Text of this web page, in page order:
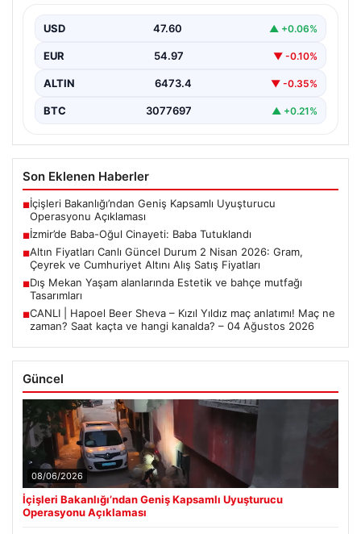
67 yaşındaki Selçuk A., oğluna karşı çıkan…
USD 47.60 ▲ +0.06%
EUR 54.97 ▼ -0.10%
ALTIN 6473.4 ▼ -0.35%
BTC 3077697 ▲ +0.21%
Son Eklenen Haberler
■İçişleri Bakanlığı’ndan Geniş Kapsamlı Uyuşturucu
Operasyonu Açıklaması
■İzmir’de Baba-Oğul Cinayeti: Baba Tutuklandı
■Altın Fiyatları Canlı Güncel Durum 2 Nisan 2026: Gram,
Çeyrek ve Cumhuriyet Altını Alış Satış Fiyatları
■Dış Mekan Yaşam alanlarında Estetik ve bahçe mutfağı
Tasarımları
■CANLI | Hapoel Beer Sheva – Kızıl Yıldız maç anlatımı! Maç ne
zaman? Saat kaçta ve hangi kanalda? – 04 Ağustos 2026
Güncel
08/06/2026
İçişleri Bakanlığı’ndan Geniş Kapsamlı Uyuşturucu
Operasyonu Açıklaması